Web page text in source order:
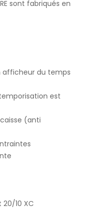
afficheur du temps
est
(anti
10 XC